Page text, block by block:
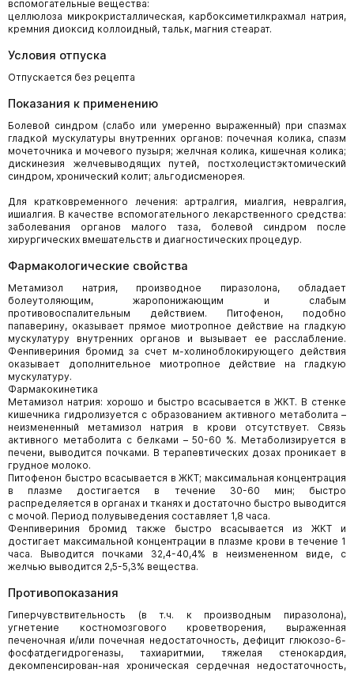
вспомогательные вещества:
целлюлоза микрокристаллическая, карбоксиметилкрахмал натрия,
кремния диоксид коллоидный, тальк, магния стеарат.
Условия отпуска
Отпускается без рецепта
Показания к применению
Болевой синдром (слабо или умеренно выраженный) при спазмах
гладкой мускулатуры внутренних органов: почечная колика, спазм
мочеточника и мочевого пузыря; желчная колика, кишечная колика;
дискинезия желчевыводящих путей, постхолецистэктомический
синдром, хронический колит; альгодисменорея.
Для кратковременного лечения: артралгия, миалгия, невралгия,
ишиалгия. В качестве вспомогательного лекарственного средства:
заболевания органов малого таза, болевой синдром после
хирургических вмешательств и диагностических процедур.
Фармакологические свойства
Метамизол натрия, производное пиразолона, обладает
болеутоляющим, жаропонижающим и слабым
противовоспалительным действием. Питофенон, подобно
папаверину, оказывает прямое миотропное действие на гладкую
мускулатуру внутренних органов и вызывает ее расслабление.
Фенпивериния бромид за счет м-холиноблокирующего действия
оказывает дополнительное миотропное действие на гладкую
мускулатуру.
Фармакокинетика
Метамизол натрия: хорошо и быстро всасывается в ЖКТ. В стенке
кишечника гидролизуется с образованием активного метаболита –
неизмененный метамизол натрия в крови отсутствует. Связь
активного метаболита с белками – 50-60 %. Метаболизируется в
печени, выводится почками. В терапевтических дозах проникает в
грудное молоко.
Питофенон быстро всасывается в ЖКТ; максимальная концентрация
в плазме достигается в течение 30-60 мин; быстро
распределяется в органах и тканях и достаточно быстро выводится
с мочой. Период полувыведения составляет 1,8 часа.
Фенпивериния бромид также быстро всасывается из ЖКТ и
достигает максимальной концентрации в плазме крови в течение 1
часа. Выводится почками 32,4-40,4% в неизмененном виде, с
желчью выводится 2,5-5,3% вещества.
Противопоказания
Гиперчувствительность (в т.ч. к производным пиразолона),
угнетение костномозгового кроветворения, выраженная
печеночная и/или почечная недостаточность, дефицит глюкозо-6-
фосфатдегидрогеназы, тахиаритмии, тяжелая стенокардия,
декомпенсирован-ная хроническая сердечная недостаточность,